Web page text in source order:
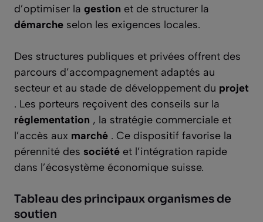
d’optimiser la gestion et de structurer la
démarche selon les exigences locales.
Des structures publiques et privées offrent des
parcours d’accompagnement adaptés au
secteur et au stade de développement du projet
. Les porteurs reçoivent des conseils sur la
réglementation , la stratégie commerciale et
l’accès aux marché . Ce dispositif favorise la
pérennité des société et l’intégration rapide
dans l’écosystème économique suisse.
Tableau des principaux organismes de
soutien